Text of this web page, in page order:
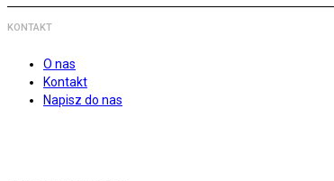
KONTAKT
O nas
Kontakt
Napisz do nas